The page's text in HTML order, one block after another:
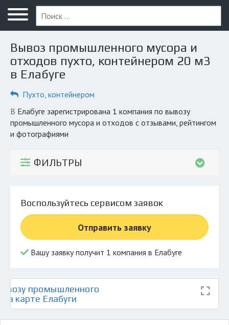
Меню
Главная
Вопрос юристу
Елабуга
ПОЛЬЗОВАТЕЛЯМ
Компании
Экоблог
Личный кабинет
Вывоз промышленного мусора и
отходов пухто, контейнером 20 м3
в Елабуге
Пухто, контейнером
в Елабуге зарегистрирована 1 компания по вывозу
промышленного мусора и отходов с отзывами, рейтингом
и фотографиями
ФИЛЬТРЫ
Воспользуйтесь сервисом заявок
Отправить заявку
Вашу заявку получит 1 компания в Елабуге
промышленного
карте Елабуги